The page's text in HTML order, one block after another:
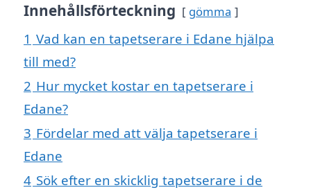
Innehållsförteckning gömma
1 Vad kan en tapetserare i Edane hjälpa
till med?
2 Hur mycket kostar en tapetserare i
Edane?
3 Fördelar med att välja tapetserare i
Edane
4 Sök efter en skicklig tapetserare i de